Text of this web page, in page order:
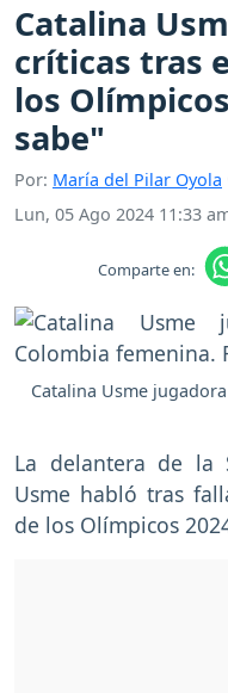
Catalina
críticas tras
los
sabe"
Por: María del Pilar Oyola
Lun, 05 Ago 2024 11:33
Comparte en:
Catalina Usme
La delantera de la
Usme habló tras
de los Olímpicos